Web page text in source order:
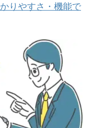
りやすさ・機能で